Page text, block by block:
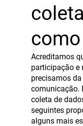
Acreditamos
participação e
precisamos
comunicação.
coleta de
seguintes
alguns mais